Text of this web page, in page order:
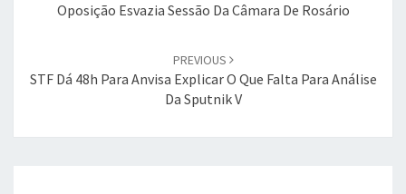
Oposição Esvazia Sessão Da Câmara De Rosário
PREVIOUS
STF Dá 48h Para Anvisa Explicar O Que Falta Para Análise
Da Sputnik V